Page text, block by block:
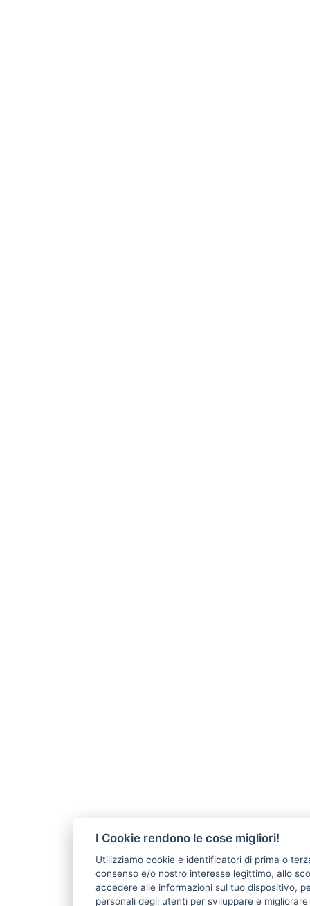
I Cookie rendono le cose migliori!
Utilizziamo cookie e identificatori di prima o
consenso e/o nostro interesse legittimo, allo
accedere alle informazioni sul tuo dispositivo,
personali degli utenti per sviluppare e